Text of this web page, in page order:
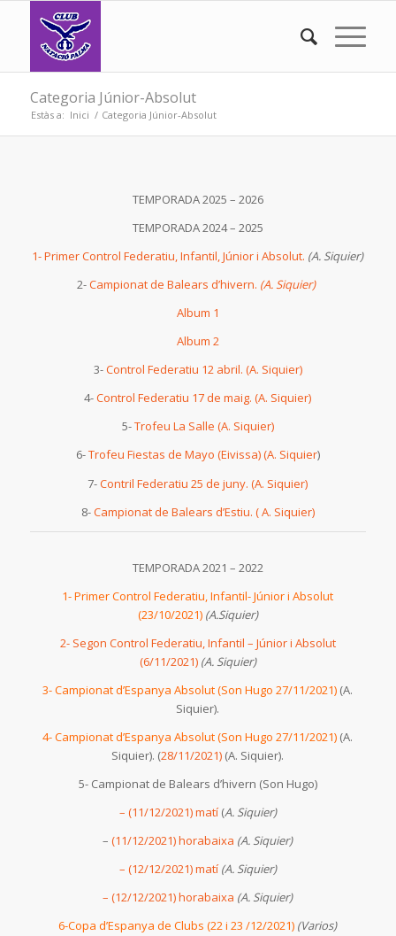
Categoria Júnior-Absolut
Estàs a: Inici / Categoria Júnior-Absolut
TEMPORADA 2025 – 2026
TEMPORADA 2024 – 2025
1- Primer Control Federatiu, Infantil, Júnior i Absolut. (A. Siquier)
2-Campionat de Balears d’hivern. (A. Siquier)
Album 1
Album 2
3-Control Federatiu 12 abril. (A. Siquier)
4-Control Federatiu 17 de maig. (A. Siquier)
5-Trofeu La Salle (A. Siquier)
6-Trofeu Fiestas de Mayo (Eivissa) (A. Siquier)
7-Contril Federatiu 25 de juny. (A. Siquier)
8-Campionat de Balears d’Estiu. ( A. Siquier)
TEMPORADA 2021 – 2022
1- Primer Control Federatiu, Infantil- Júnior i Absolut
(23/10/2021) (A.Siquier)
2- Segon Control Federatiu, Infantil – Júnior i Absolut
(6/11/2021) (A. Siquier)
3- Campionat d’Espanya Absolut (Son Hugo 27/11/2021) (A.
Siquier).
4- Campionat d’Espanya Absolut (Son Hugo 27/11/2021) (A.
Siquier). (28/11/2021) (A. Siquier).
5- Campionat de Balears d’hivern (Son Hugo)
– (11/12/2021) matí(A. Siquier)
–(11/12/2021) horabaixa (A. Siquier)
– (12/12/2021) matí (A. Siquier)
– (12/12/2021) horabaixa (A. Siquier)
6-Copa d’Espanya de Clubs (22 i 23 /12/2021) (Varios)